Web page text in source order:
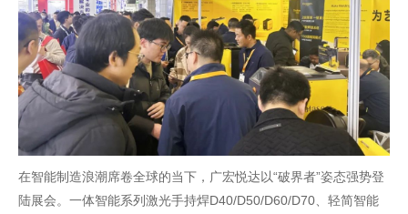
在智能制造浪潮席卷全球的当下，广宏悦达以“破界者”姿态强势登
陆展会。一体智能系列激光手持焊D40/D50/D60/D70、轻简智能